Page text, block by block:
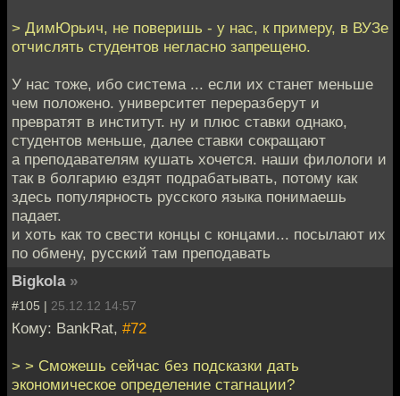
> ДимЮрьич, не поверишь - у нас, к примеру, в ВУЗе
отчислять студентов негласно запрещено.
У нас тоже, ибо система ... если их станет меньше
чем положено. университет переразберут и
превратят в институт. ну и плюс ставки однако,
студентов меньше, далее ставки сокращают
а преподавателям кушать хочется. наши филологи и
так в болгарию ездят подрабатывать, потому как
здесь популярность русского языка понимаешь
падает.
и хоть как то свести концы с концами... посылают их
по обмену, русский там преподавать
Bigkola »
#105 | 25.12.12 14:57
Кому: BankRat, #72
> > Сможешь сейчас без подсказки дать
экономическое определение стагнации?